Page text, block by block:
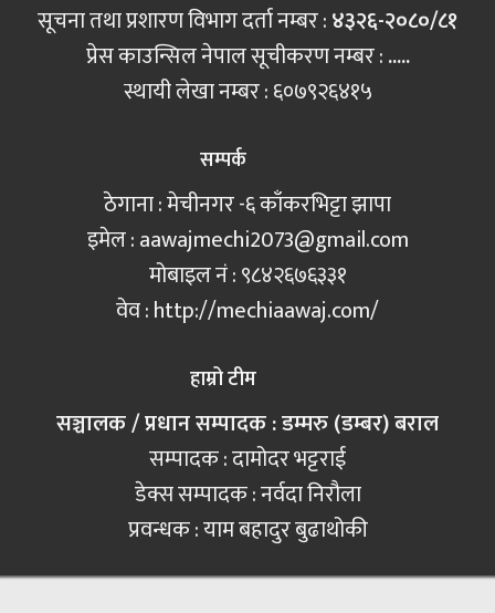
सूचना तथा प्रशारण विभाग दर्ता नम्बर :४३२६-२०८०/८१
प्रेस काउन्सिल नेपाल सूचीकरण नम्बर :.....
स्थायी लेखा नम्बर : ६०७९२६४१५
सम्पर्क
ठेगाना : मेचीनगर -६ काँकरभिट्टा झापा
इमेल :aawajmechi2073@gmail.com
मोबाइल नं‍ : ९८४२६७६३३१
वेव : http://mechiaawaj.com/
हाम्रो टीम
सञ्चालक / प्रधान सम्पादक : डम्मरु (डम्बर) बराल
सम्पादक : दामोदर भट्टराई
डेक्स सम्पादक : नर्वदा निरौला
प्रवन्धक : याम बहादुर बुढाथोकी